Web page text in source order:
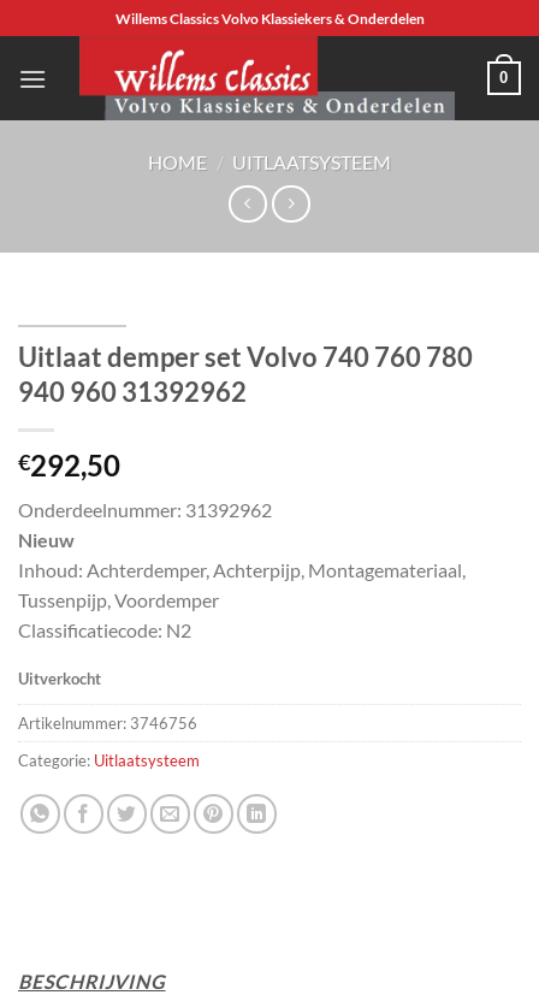
naar
inhoud
Willems Classics Volvo Klassiekers & Onderdelen
0
HOME / UITLAATSYSTEEM
Uitlaat demper set Volvo 740 760 780
940 960 31392962
€292,50
Onderdeelnummer: 31392962
Nieuw
Inhoud: Achterdemper, Achterpijp, Montagemateriaal,
Tussenpijp, Voordemper
Classificatiecode: N2
Uitverkocht
Artikelnummer: 3746756
Categorie: Uitlaatsysteem
BESCHRIJVING